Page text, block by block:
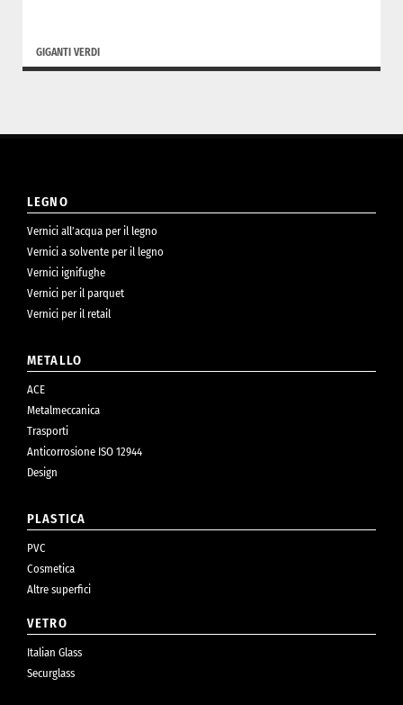
GIGANTI VERDI
LEGNO
Vernici all’acqua per il legno
Vernici a solvente per il legno
Vernici ignifughe
Vernici per il parquet
Vernici per il retail
METALLO
ACE
Metalmeccanica
Trasporti
Anticorrosione ISO 12944
Design
PLASTICA
PVC
Cosmetica
Altre superfici
VETRO
Italian Glass
Securglass